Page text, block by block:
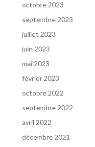
octobre 2023
septembre 2023
juillet 2023
juin 2023
mai 2023
février 2023
octobre 2022
septembre 2022
avril 2022
décembre 2021